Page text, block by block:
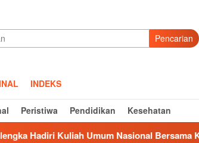
Pencarian
INDEKS
Peristiwa Pendidikan Kesehatan
Nasional Bersama Kepala BNN RI di